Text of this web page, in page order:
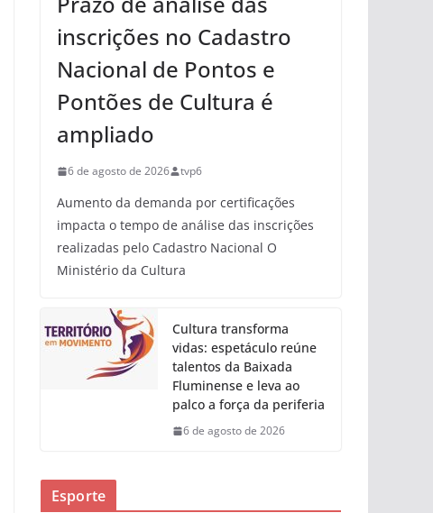
inscrições no Cadastro
Nacional de Pontos e
Pontões de Cultura é
ampliado
6 de agosto de 2026 tvp6
Aumento da demanda por certificações
impacta o tempo de análise das inscrições
realizadas pelo Cadastro Nacional O
Ministério da Cultura
Cultura transforma
vidas: espetáculo reúne
talentos da Baixada
Fluminense e leva ao
palco a força da periferia
6 de agosto de 2026
Esporte